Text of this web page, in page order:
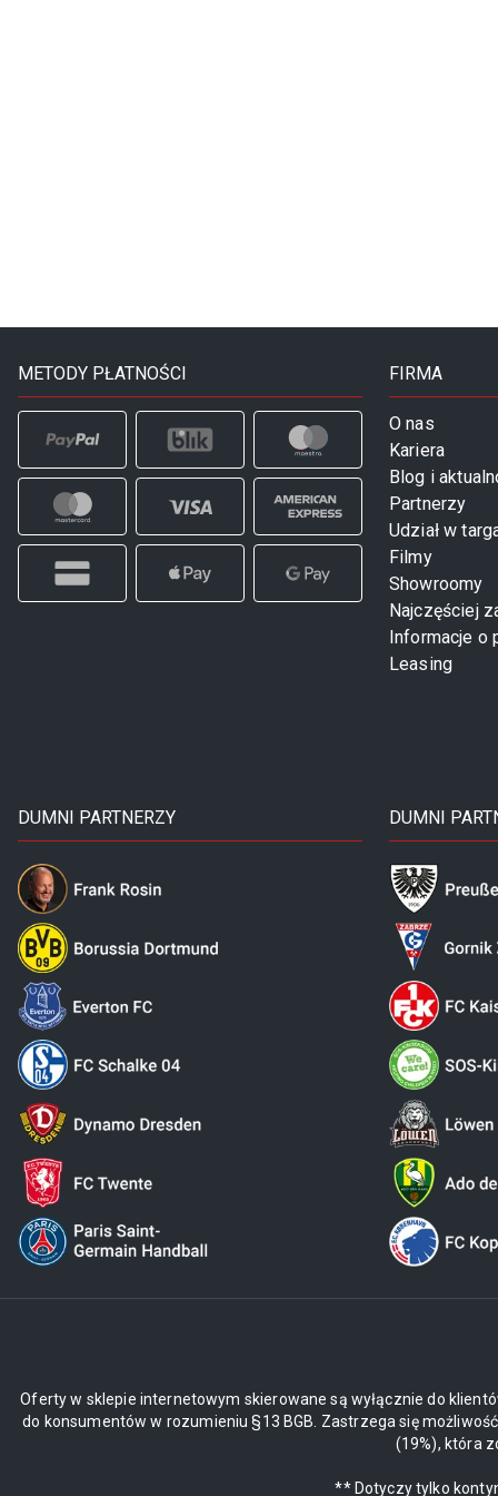
METODY PŁATNOŚCI FIRMA
O nas
Kariera
Blog i
Partnerzy
Udział w
Filmy
Showroomy
Najczęściej
Informacje o
Leasing
DUMNI PARTNERZY DUMNI
Oferty w sklepie internetowym skierowane są wyłącznie do
do konsumentów w rozumieniu §13 BGB. Zastrzega się
(19%), która
** Dotyczy tylko